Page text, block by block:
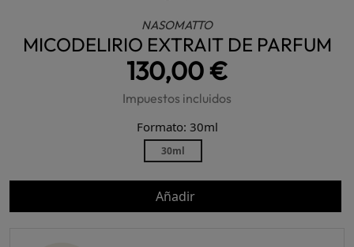
NASOMATTO
MICODELIRIO EXTRAIT DE PARFUM
130,00 €
Impuestos incluidos
Formato: 30ml
30ml
Añadir